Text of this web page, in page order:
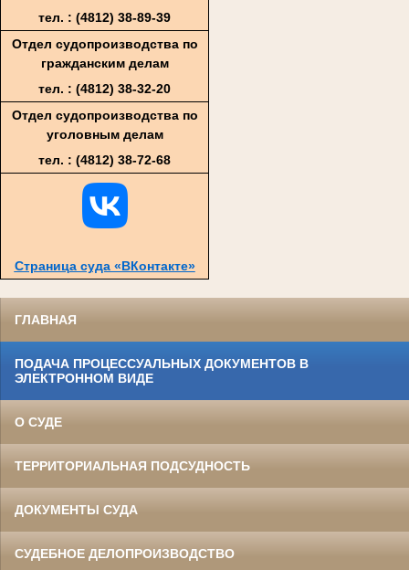
тел. : (4812) 38-89-39
Отдел судопроизводства по
гражданским делам
тел. : (4812) 38-32-20
Отдел судопроизводства по
уголовным делам
тел. : (4812) 38-72-68
Страница суда «ВКонтакте»
ГЛАВНАЯ
ПОДАЧА ПРОЦЕССУАЛЬНЫХ ДОКУМЕНТОВ В
ЭЛЕКТРОННОМ ВИДЕ
О СУДЕ
ТЕРРИТОРИАЛЬНАЯ ПОДСУДНОСТЬ
ДОКУМЕНТЫ СУДА
СУДЕБНОЕ ДЕЛОПРОИЗВОДСТВО